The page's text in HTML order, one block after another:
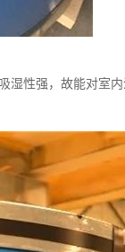
湿性强，故能对室